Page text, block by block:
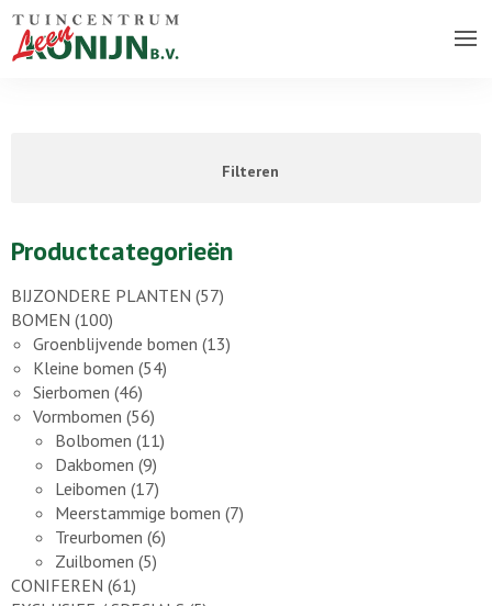
Filteren
Productcategorieën
BIJZONDERE PLANTEN (57)
BOMEN (100)
Groenblijvende bomen (13)
Kleine bomen (54)
Sierbomen (46)
Vormbomen (56)
Bolbomen (11)
Dakbomen (9)
Leibomen (17)
Meerstammige bomen (7)
Treurbomen (6)
Zuilbomen (5)
CONIFEREN (61)